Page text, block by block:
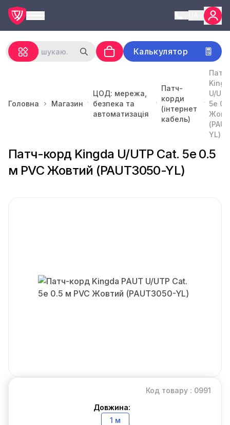
Калькулятор
Головна Магазин
ЦОД: мережа,
безпека та
автоматизація
Патч-
корди
(інтернет
кабель)
U/
5e
YL)
Патч-корд Kingda U/UTP Cat. 5e 0.5
м PVC Жовтий (PAUT3050-YL)
Код товару : 0991
Довжина:
1 м